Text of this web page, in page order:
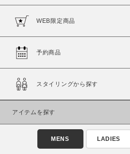
商品タイプ
通常商品
セール価格
WEB限定商品
予約商品
スタイリングから探す
アイテムを探す
MENS LADIES